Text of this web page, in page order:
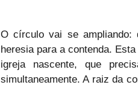
O círculo vai se ampliando:
heresia para a contenda.
igreja nascente, que
simultaneamente. A raiz da